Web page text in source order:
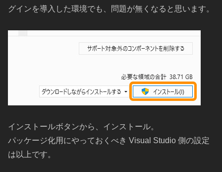
グインを導入した環境でも、問題が無くなると思います。
インストールボタンから、インストール。
パッケージ化用にやっておくべき Visual Studio 側の設定
は以上です。